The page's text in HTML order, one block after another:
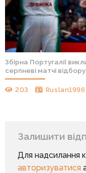
Збірна Португалії
серпневі матчі
203 Ruslan1996
Залишити
Для надсилання
авторизуватися